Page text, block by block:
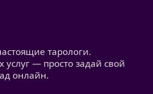
тарологи.
услуг — просто задай свой
онлайн.